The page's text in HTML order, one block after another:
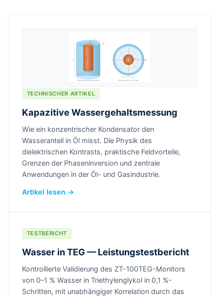
TECHNISCHER ARTIKEL
Kapazitive Wassergehaltsmessung
Wie ein konzentrischer Kondensator den
Wasseranteil in Öl misst. Die Physik des
dielektrischen Kontrasts, praktische Feldvorteile,
Grenzen der Phaseninversion und zentrale
Anwendungen in der Öl- und Gasindustrie.
Artikel lesen →
TESTBERICHT
Wasser in TEG — Leistungstestbericht
Kontrollierte Validierung des ZT-100TEG-Monitors
von 0–1 % Wasser in Triethylenglykol in 0,1 %-
Schritten, mit unabhängiger Korrelation durch das